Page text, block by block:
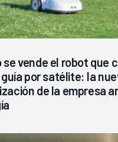
se vende el robot que
guía por satélite: la
de la empresa